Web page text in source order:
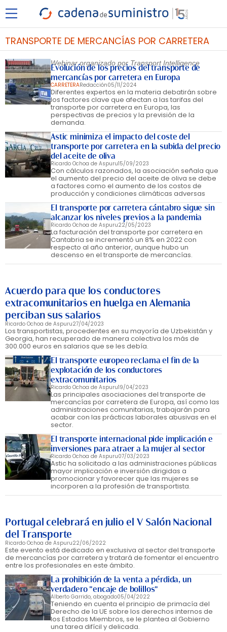
TRANSPORTE DE MERCANCÍAS POR CARRETERA
Webinar organizado por Transport Intelligence
Evolución de los precios del transporte de
mercancías por carretera en Europa
CARRETERARedacción05/11/2024
Diferentes expertos en la materia debatirán sobre
los factores clave que afectan a las tarifas del
transporte por carretera en Europa, las
perspectivas de precios y la previsión de la
demanda.
Astic minimiza el impacto del coste del
transporte por carretera en la subida del precio
del aceite de oliva
Ricardo Ochoa de Aspuru15/09/2023
Con cálculos razonados, la asociación señala que
el aumento del precio del aceite de oliva se debe
a factores como el aumento de los costos de
producción y condiciones climáticas adversas
El transporte por carretera cántabro sigue sin
alcanzar los niveles previos a la pandemia
Ricardo Ochoa de Aspuru22/05/2023
La facturación del transporte por carretera en
Cantabria se incrementó un 8% en 2022 con
respecto al año anterior, aunque hubo un
descenso en el transporte de mercancías.
Acuerdo para que los conductores
extracomunitarios en huelga en Alemania
perciban sus salarios
Ricardo Ochoa de Aspuru27/04/2023
Los transportistas, procedentes en su mayoría de Uzbekistán y
Georgia, han recuperado de manera colectiva los más de
300.000 euros en salarios que se les debía.
El transporte europeo reclama el fin de la
explotación de los conductores
extracomunitarios
Ricardo Ochoa de Aspuru19/04/2023
Las principales asociaciones del transporte de
mercancías por carretera de Europa, así como las
administraciones comunitarias, trabajarán para
acabar con las prácticas laborales abusivas en el
sector.
El transporte internacional pide implicación e
inversiones para atraer a la mujer al sector
Ricardo Ochoa de Aspuru07/03/2023
Astic ha solicitado a las administraciones públicas
mayor implicación e inversión dirigidas a
promocionar y favorecer que las mujeres se
incorporen a la profesión de transportista.
Portugal celebrará en julio el V Salón Nacional
del Transporte
Ricardo Ochoa de Aspuru22/06/2022
Este evento está dedicado en exclusiva al sector del transporte
de mercancías por carretera y tratará de fomentar el encuentro
entre los profesionales en este ámbito.
La prohibición de la venta a pérdida, un
verdadero "encaje de bolillos"
Alberto Garrido, abogado05/04/2022
Teniendo en cuenta el principio de primacía del
Derecho de la UE sobre los derechos internos de
los Estados Miembros, se le plantea al Gobierno
una tarea difícil y delicada.